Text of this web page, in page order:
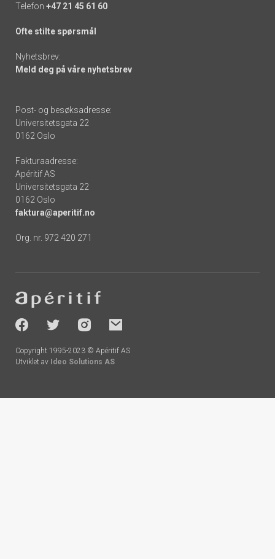
Telefon +47 21 45 61 60
Ofte stilte spørsmål
Nyhetsbrev:
Meld deg på våre nyhetsbrev
Post- og besøksadresse:
Universitetsgata 22
0162 Oslo
Fakturaadresse:
Apéritif AS
Universitetsgata 22
0162 Oslo
faktura@aperitif.no
Org. nr. 972 420 271
-
socials
Copyright 1995-2023 © Apéritif AS
Utviklet av Ideo Solutions AS